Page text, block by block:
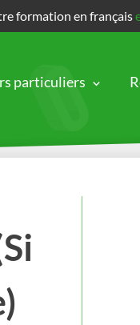
formation en français
particuliers